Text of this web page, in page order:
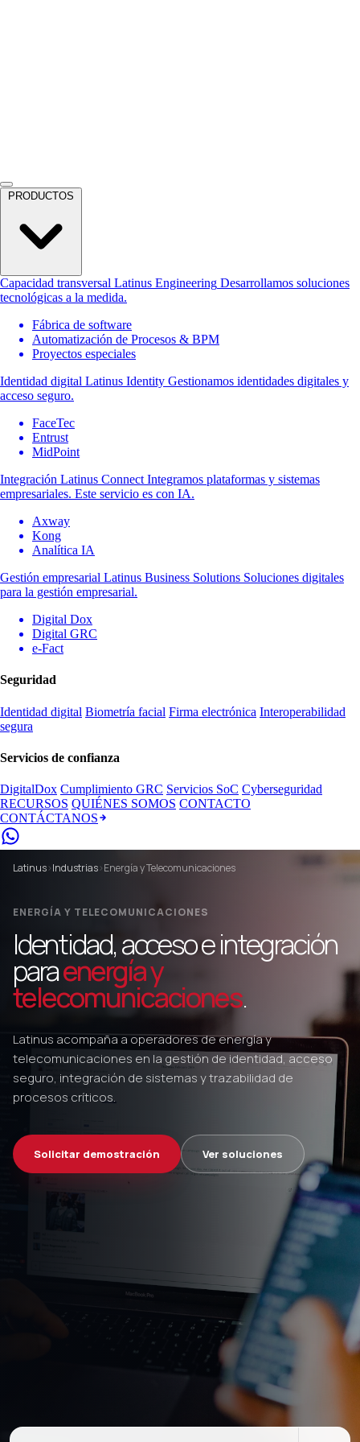
PRODUCTOS
Capacidad transversal Latinus Engineering Desarrollamos soluciones
tecnológicas a la medida.
Fábrica de software
Automatización de Procesos & BPM
Proyectos especiales
Identidad digital Latinus Identity Gestionamos identidades digitales y
acceso seguro.
FaceTec
Entrust
MidPoint
Integración Latinus Connect Integramos plataformas y sistemas
empresariales. Este servicio es con IA.
Axway
Kong
Analítica IA
Gestión empresarial Latinus Business Solutions Soluciones digitales
para la gestión empresarial.
Digital Dox
Digital GRC
e-Fact
Seguridad
Identidad digital Biometría facial Firma electrónica Interoperabilidad
segura
Servicios de confianza
DigitalDox Cumplimiento GRC Servicios SoC Cyberseguridad
RECURSOS QUIÉNES SOMOS CONTACTO
CONTÁCTANOS
Latinus›Industrias›Energía y Telecomunicaciones
ENERGÍA Y TELECOMUNICACIONES
Identidad, acceso e integración
paraenergía y
telecomunicaciones.
Latinus acompaña a operadores de energía y
telecomunicaciones en la gestión de identidad, acceso
seguro, integración de sistemas y trazabilidad de
procesos críticos.
Solicitar demostración Ver soluciones